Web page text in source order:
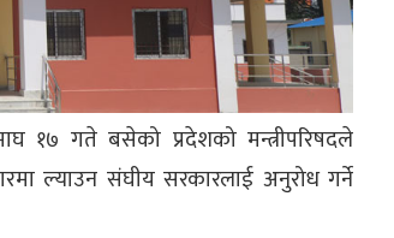
१७ गते बसेको प्रदेशको मन्त्रीपरिषदले
ल्याउन संघीय सरकारलाई अनुरोध गर्ने